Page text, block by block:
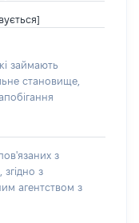
займають
становище,
з
з
агентством з